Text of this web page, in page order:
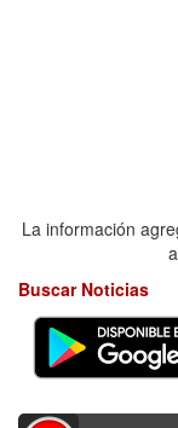
La información
Buscar Noticias